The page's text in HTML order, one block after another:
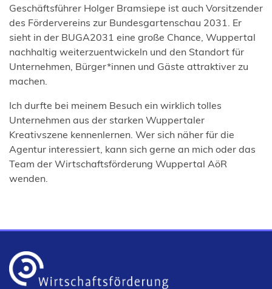
Geschäftsführer Holger Bramsiepe ist auch Vorsitzender
des Fördervereins zur Bundesgartenschau 2031. Er
sieht in der BUGA2031 eine große Chance, Wuppertal
nachhaltig weiterzuentwickeln und den Standort für
Unternehmen, Bürger*innen und Gäste attraktiver zu
machen.
Ich durfte bei meinem Besuch ein wirklich tolles
Unternehmen aus der starken Wuppertaler
Kreativszene kennenlernen. Wer sich näher für die
Agentur interessiert, kann sich gerne an mich oder das
Team der Wirtschaftsförderung Wuppertal AöR
wenden.